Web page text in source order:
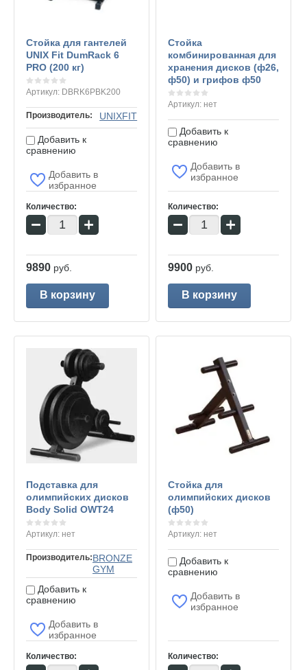
Стойка для гантелей
UNIX Fit DumRack 6
PRO (200 кг)
Артикул: DBRK6PBK200
Производитель: UNIXFIT
Добавить к
сравнению
Добавить в
избранное
Количество:
− +
9890 руб.
В корзину
Стойка
комбинированная для
хранения дисков (ф26,
ф50) и грифов ф50
Артикул:нет
Добавить к
сравнению
Добавить в
избранное
Количество:
− +
9900 руб.
В корзину
Подставка для
олимпийских дисков
Body Solid OWT24
Артикул: нет
Производитель:BRONZE
GYM
Добавить к
сравнению
Добавить в
избранное
Количество:
Стойка для
олимпийских дисков
(ф50)
Артикул:нет
Добавить к
сравнению
Добавить в
избранное
Количество: